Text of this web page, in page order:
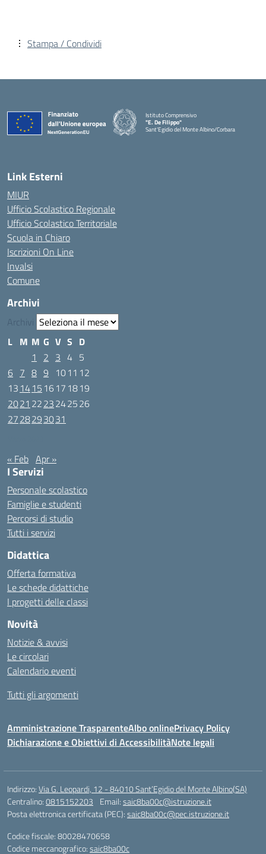
Stampa / Condividi
Istituto Comprensivo
"E. De Filippo"
Sant'Egidio del Monte Albino/Corbara
Link Esterni
MIUR
Ufficio Scolastico Regionale
Ufficio Scolastico Territoriale
Scuola in Chiaro
Iscrizioni On Line
Invalsi
Comune
Archivi
Archivi
L M M G V S D
1
2 3 4 5
6 7 8 9 1011 12
13 1415 1617 1819
2021 2223242526
2728293031
« Feb Apr »
I Servizi
Personale scolastico
Famiglie e studenti
Percorsi di studio
Tutti i servizi
Didattica
Offerta formativa
Le schede didattiche
I progetti delle classi
Novità
Notizie & avvisi
Le circolari
Calendario eventi
Tutti gli argomenti
Amministrazione TrasparenteAlbo onlinePrivacy Policy
Dichiarazione e Obiettivi di AccessibilitàNote legali
Indirizzo:Via G. Leopardi, 12 - 84010 Sant’Egidio del Monte Albino(SA)
Centralino:0815152203 Email:saic8ba00c@istruzione.it
Posta elettronica certificata (PEC):saic8ba00c@pec.istruzione.it
Codice fiscale: 80028470658
Codice meccanografico:saic8ba00c